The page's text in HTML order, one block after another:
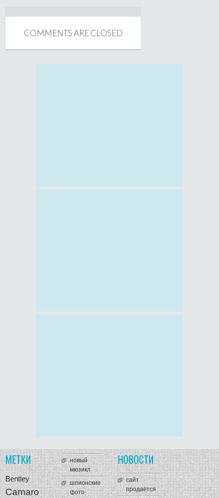
COMMENTS ARE CLOSED
МЕТКИ
Bentley
Camaro
новый
мюзикл
шпионские
фото
НОВОСТИ
сайт
продаётся